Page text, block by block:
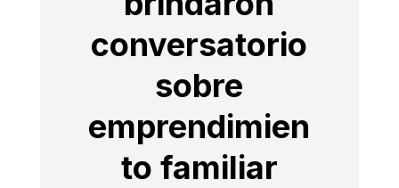
conversatorio
sobre
emprendimien
to familiar